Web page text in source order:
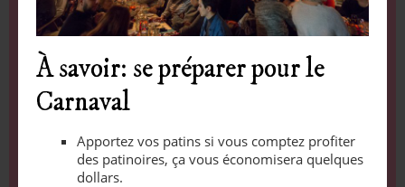
À savoir: se préparer pour le
Carnaval
Apportez vos patins si vous comptez profiter
des patinoires, ça vous économisera quelques
dollars.